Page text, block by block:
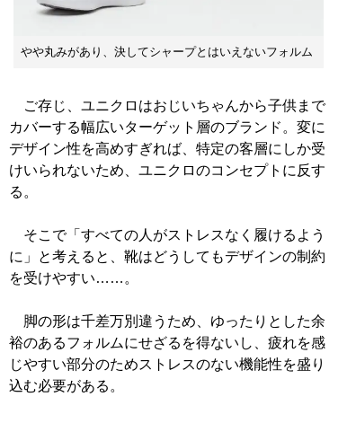
やや丸みがあり、決してシャープとはいえないフォルム
ご存じ、ユニクロはおじいちゃんから子供まで
カバーする幅広いターゲット層のブランド。変に
デザイン性を高めすぎれば、特定の客層にしか受
けいられないため、ユニクロのコンセプトに反す
る。
そこで「すべての人がストレスなく履けるよう
に」と考えると、靴はどうしてもデザインの制約
を受けやすい……。
脚の形は千差万別違うため、ゆったりとした余
裕のあるフォルムにせざるを得ないし、疲れを感
じやすい部分のためストレスのない機能性を盛り
込む必要がある。